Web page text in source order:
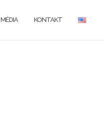
MÉDIA KONTAKT